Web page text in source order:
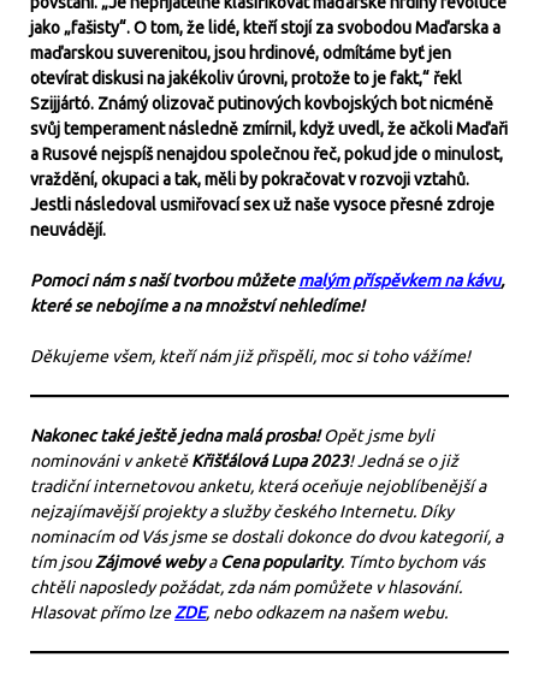
jako „fašisty“. O tom, že lidé, kteří stojí za svobodou Maďarska a
maďarskou suverenitou, jsou hrdinové, odmítáme byť jen
otevírat diskusi na jakékoliv úrovni, protože to je fakt,“ řekl
Szijjártó. Známý olizovač putinových kovbojských bot nicméně
svůj temperament následně zmírnil, když uvedl, že ačkoli Maďaři
a Rusové nejspíš nenajdou společnou řeč, pokud jde o minulost,
vraždění, okupaci a tak, měli by pokračovat v rozvoji vztahů.
Jestli následoval usmiřovací sex už naše vysoce přesné zdroje
neuvádějí.
Pomoci nám s naší tvorbou můžetemalým příspěvkem na kávu,
které se nebojíme a na množství nehledíme!
Děkujeme všem, kteří nám již přispěli, moc si toho vážíme!
Nakonec také ještě jedna malá prosba!Opět jsme byli
nominováni v anketěKřišťálová Lupa 2023! Jedná se o již
tradiční internetovou anketu, která oceňuje nejoblíbenější a
nejzajímavější projekty a služby českého Internetu. Díky
nominacím od Vás jsme se dostali dokonce do dvou kategorií, a
tím jsouZájmové webyaCena popularity. Tímto bychom vás
chtěli naposledy požádat, zda nám pomůžete v hlasování.
Hlasovat přímo lzeZDE, nebo odkazem na našem webu.